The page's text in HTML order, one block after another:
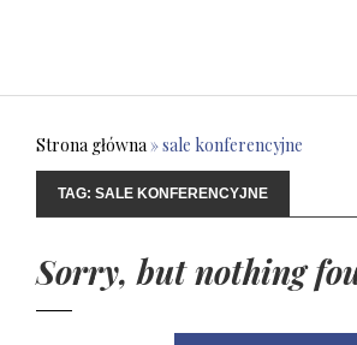
Strona główna»sale konferencyjne
TAG: SALE KONFERENCYJNE
Sorry, but nothing